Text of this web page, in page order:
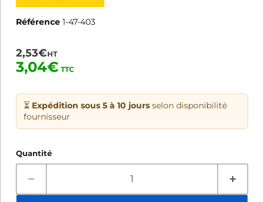
Référence 1-47-403
2,53€HT
3,04€ TTC
⏳ Expédition sous 5 à 10 jours selon disponibilité
fournisseur
Quantité